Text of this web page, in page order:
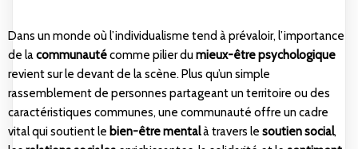
Dans un monde où l’individualisme tend à prévaloir, l’importance
de lacommunautécomme pilier dumieux-être psychologique
revient sur le devant de la scène. Plus qu’un simple
rassemblement de personnes partageant un territoire ou des
caractéristiques communes, une communauté offre un cadre
vital qui soutient le bien-être mentalà travers le soutien social,